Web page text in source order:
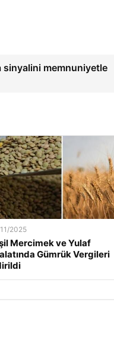
sinyalini memnuniyetle
2025
Mercimek ve Yulaf
Gümrük Vergileri